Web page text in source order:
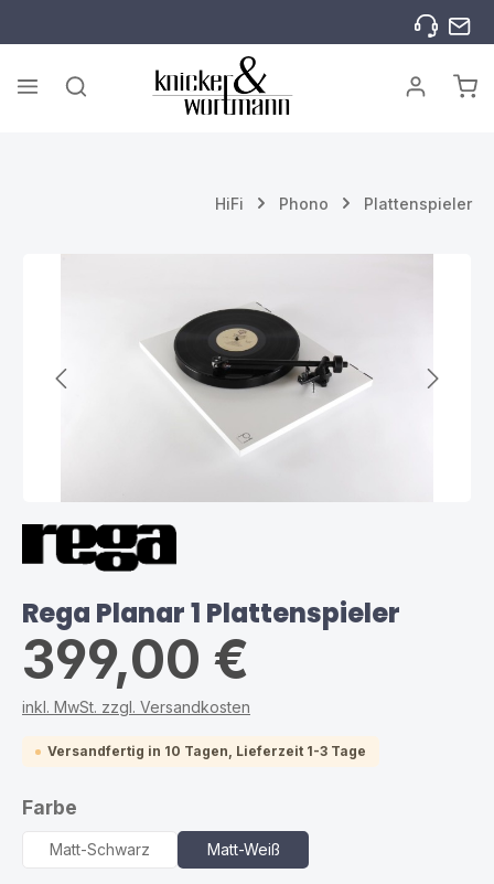
HiFi Phono Plattenspieler
Rega Planar 1 Plattenspieler
399,00 €
inkl. MwSt. zzgl. Versandkosten
Versandfertig in 10 Tagen, Lieferzeit 1-3 Tage
Farbe
Matt-Schwarz Matt-Weiß